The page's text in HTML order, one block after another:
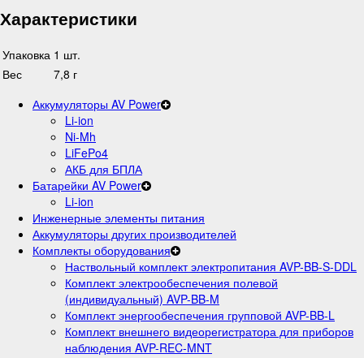
Характеристики
Упаковка 1 шт.
Вес
7,8 г
Аккумуляторы AV Power
Li-ion
Ni-Mh
LiFePo4
АКБ для БПЛА
Батарейки AV Power
Li-ion
Инженерные элементы питания
Аккумуляторы других производителей
Комплекты оборудования
Наствольный комплект электропитания AVP-BB-S-DDL
Комплект электрообеспечения полевой
(индивидуальный) AVP-BB-M
Комплект энергообеспечения групповой AVP-BB-L
Комплект внешнего видеорегистратора для приборов
наблюдения AVP-REC-MNT